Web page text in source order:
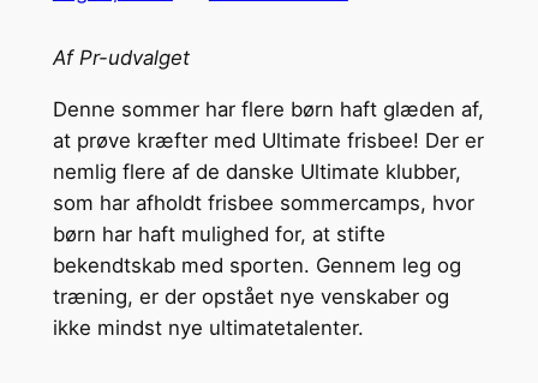
Af Pr-udvalget
Denne sommer har flere børn haft glæden af,
at prøve kræfter med Ultimate frisbee! Der er
nemlig flere af de danske Ultimate klubber,
som har afholdt frisbee sommercamps, hvor
børn har haft mulighed for, at stifte
bekendtskab med sporten. Gennem leg og
træning, er der opstået nye venskaber og
ikke mindst nye ultimatetalenter.